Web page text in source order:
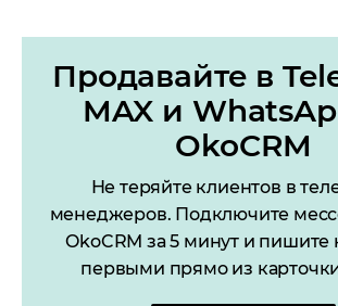
Продавайте в
MAX и
OkoCRM
Не теряйте клиентов в
менеджеров. Подключите
OkoCRM за 5 минут и пишите
первыми прямо из